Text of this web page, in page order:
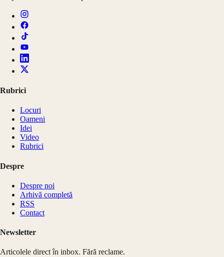
Rubrici
Locuri
Oameni
Idei
Video
Rubrici
Despre
Despre noi
Arhivă completă
RSS
Contact
Newsletter
Articolele direct în inbox. Fără reclame.